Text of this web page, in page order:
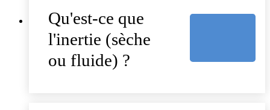
Qu'est-ce que
l'inertie (sèche
ou fluide) ?